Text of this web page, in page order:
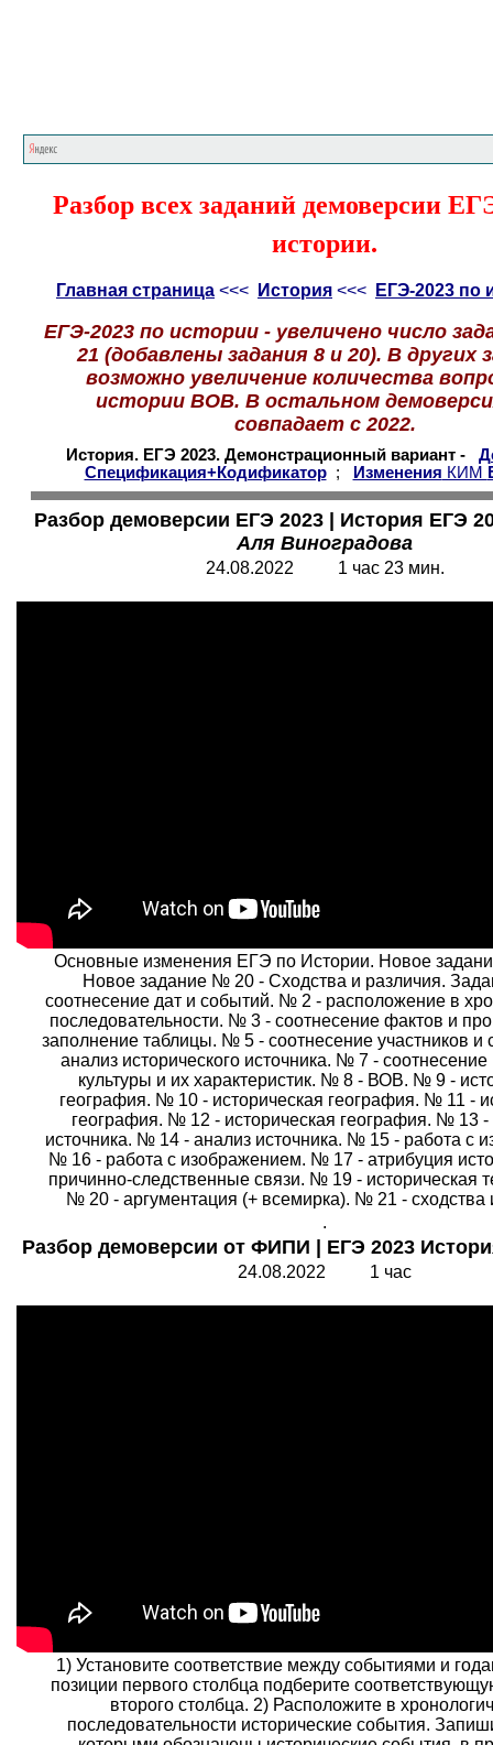
Разбор всех заданий демоверсии
истории.
Главная страница <<< История <<< ЕГЭ-2023 по
ЕГЭ-2023 по истории - увеличено число
21 (добавлены задания 8 и 20). В других
возможно увеличение количества
истории ВОВ. В остальном
совпадает с 2022.
История. ЕГЭ 2023. Демонстрационный вариант -
Спецификация+Кодификатор; Изменения КИМ
Разбор демоверсии ЕГЭ 2023 | История ЕГЭ
Аля Виноградова
24.08.2022 1 час 23 мин.
Основные изменения ЕГЭ по Истории. Новое
Новое задание № 20 - Сходства и различия.
соотнесение дат и событий. № 2 - расположение в
последовательности. № 3 - соотнесение фактов и
заполнение таблицы. № 5 - соотнесение участников
анализ исторического источника. № 7 -
культуры и их характеристик. № 8 - ВОВ. № 9 -
география. № 10 - историческая география. № 11 -
география. № 12 - историческая география. № 13 -
источника. № 14 - анализ источника. № 15 - работа с
№ 16 - работа с изображением. № 17 - атрибуция
причинно-следственные связи. № 19 - историческая
№ 20 - аргументация (+ всемирка). № 21 - сходства
.
Разбор демоверсии от ФИПИ | ЕГЭ 2023
24.08.2022 1 час
1) Установите соответствие между событиями и
позиции первого столбца подберите
второго столбца. 2) Расположите в
последовательности исторические события.